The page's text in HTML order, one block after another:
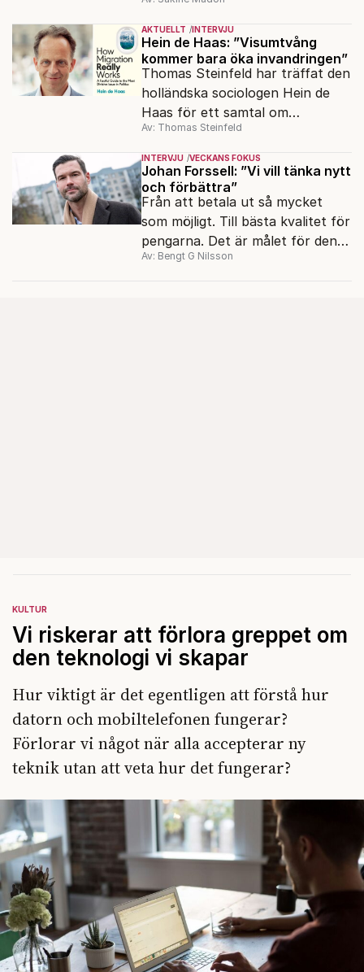
AKTUELLT INTERVJU
Hein de Haas: ”Visumtvång
kommer bara öka invandringen”
Thomas Steinfeld har träffat den
holländska sociologen Hein de
Haas för ett samtal om
migrationens myter.
Av: Thomas Steinfeld
INTERVJU VECKANS FOKUS
Johan Forssell: ”Vi vill tänka nytt
och förbättra”
Från att betala ut så mycket
som möjligt. Till bästa kvalitet för
pengarna. Det är målet för den
nya biståndspolitiken, enligt
Av: Bengt G Nilsson
KULTUR
Vi riskerar att förlora greppet om
den teknologi vi skapar
Hur viktigt är det egentligen att förstå hur
datorn och mobiltelefonen fungerar?
Förlorar vi något när alla accepterar ny
teknik utan att veta hur det fungerar?